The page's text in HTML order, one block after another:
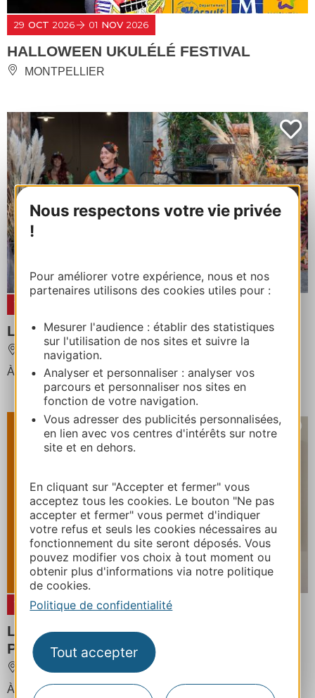
Nous respectons votre vie privée
!
Pour améliorer votre expérience, nous et nos
partenaires utilisons des cookies utiles pour :
Mesurer l'audience : établir des statistiques
sur l'utilisation de nos sites et suivre la
navigation.
Analyser et personnaliser : analyser vos
parcours et personnaliser nos sites en
fonction de votre navigation.
Vous adresser des publicités personnalisées,
en lien avec vos centres d'intérêts sur notre
site et en dehors.
En cliquant sur "Accepter et fermer" vous
acceptez tous les cookies. Le bouton "Ne pas
accepter et fermer" vous permet d'indiquer
votre refus et seuls les cookies nécessaires au
fonctionnement du site seront déposés. Vous
pouvez modifier vos choix à tout moment ou
obtenir plus d'informations via notre politique
de cookies.
Politique de confidentialité
Tout accepter
29 OCT 2026 01 NOV 2026
HALLOWEEN UKULÉLÉ FESTIVAL
MONTPELLIER
19
La Fête de l'Automne
BEAUCAIRE
À partir de15€/ /
19 DÉC 2026 03 JANV 2027
Livret-découverte Galerie Jean-Marie
Périer
VILLENEUVE
À partir de
/ / Gratuit. Inclus dans le prix d'entrée, sur les